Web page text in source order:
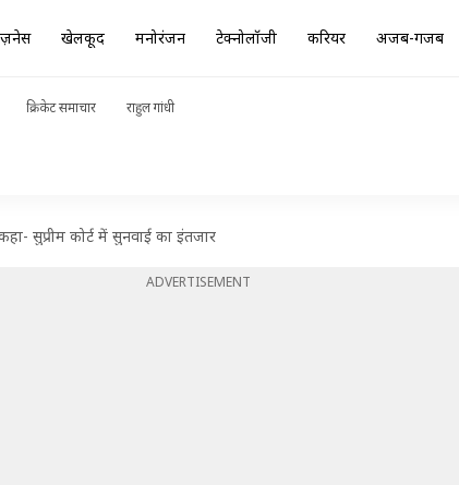
खेलकूद मनोरंजन टेक्नोलॉजी करियर अजब-गजब
क्रिकेट समाचार राहुल गांधी
सुप्रीम कोर्ट में सुनवाई का इंतजार
ADVERTISEMENT